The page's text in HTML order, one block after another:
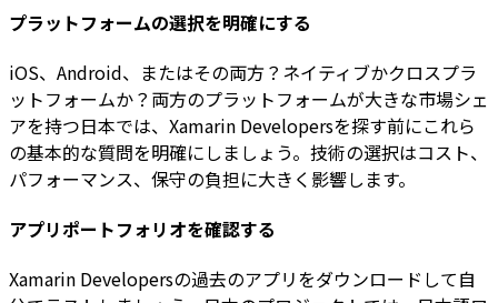
プラットフォームの選択を明確にする
iOS、Android、またはその両方？ネイティブかクロスプラ
ットフォームか？両方のプラットフォームが大きな市場シェ
アを持つ日本では、Xamarin Developersを探す前にこれら
の基本的な質問を明確にしましょう。技術の選択はコスト、
パフォーマンス、保守の負担に大きく影響します。
アプリポートフォリオを確認する
Xamarin Developersの過去のアプリをダウンロードして自